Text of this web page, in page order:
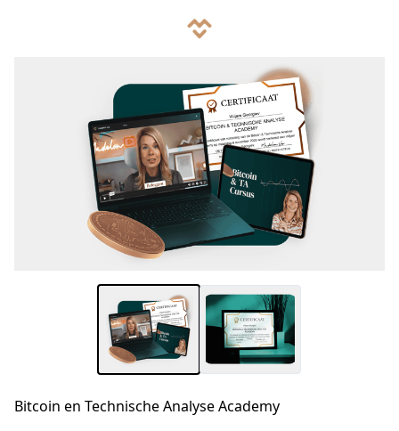
Bitcoin en Technische Analyse Academy